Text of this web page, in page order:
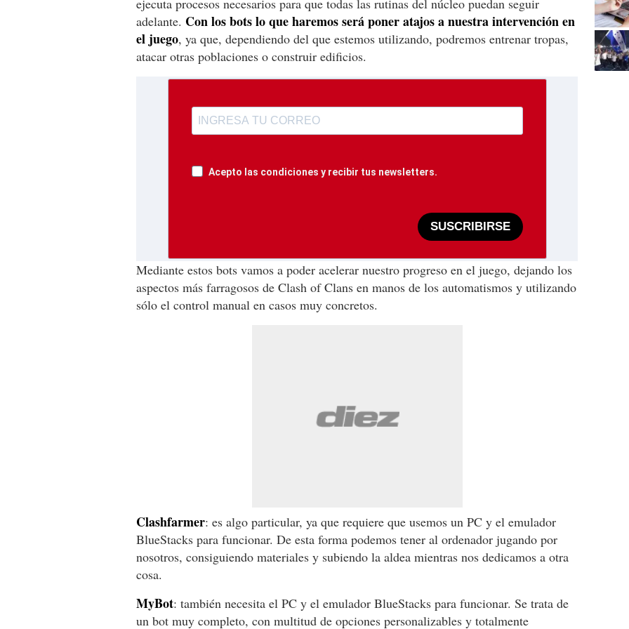
ejecuta procesos necesarios para que todas las rutinas del núcleo puedan seguir
adelante. Con los bots lo que haremos será poner atajos a nuestra intervención en
el juego, ya que, dependiendo del que estemos utilizando, podremos entrenar tropas,
atacar otras poblaciones o construir edificios.
Acepto las condiciones y recibir tus newsletters.
SUSCRIBIRSE
Mediante estos bots vamos a poder acelerar nuestro progreso en el juego, dejando los
aspectos más farragosos de Clash of Clans en manos de los automatismos y utilizando
sólo el control manual en casos muy concretos.
Clashfarmer: es algo particular, ya que requiere que usemos un PC y el emulador
BlueStacks para funcionar. De esta forma podemos tener al ordenador jugando por
nosotros, consiguiendo materiales y subiendo la aldea mientras nos dedicamos a otra
cosa.
MyBot: también necesita el PC y el emulador BlueStacks para funcionar. Se trata de
un bot muy completo, con multitud de opciones personalizables y totalmente